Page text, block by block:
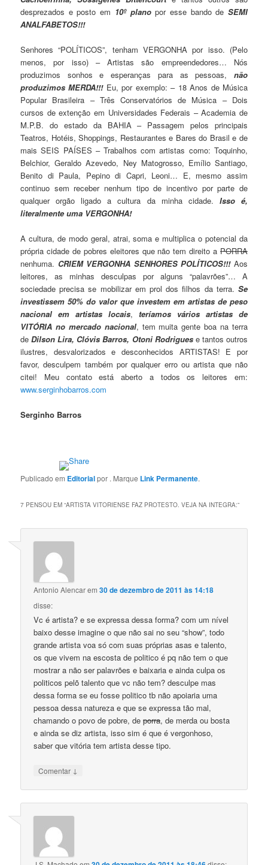
desprezados e posto em 10º planopor esse bando de SEMI
ANALFABETOS!!!
Senhores “POLÍTICOS”, tenham VERGONHA por isso. (Pelo
menos, por isso) – Artistas são empreendedores… Nós
produzimos sonhos e esperanças para as pessoas, não
produzimos MERDA!!!Eu, por exemplo: – 18 Anos de Música
Popular Brasileira – Três Conservatórios de Música – Dois
cursos de extenção em Universidades Federais – Academia de
M.P.B. do estado da BAHIA – Passagem pelos principais
Teatros, Hotéis, Shoppings, Restaurantes e Bares do Brasil e de
mais SEIS PAÍSES – Trabalhos com artistas como: Toquinho,
Belchior, Geraldo Azevedo, Ney Matogrosso, Emílio Santiago,
Benito di Paula, Pepino di Capri, Leoni… E, mesmo assim
continuo sem receber nenhum tipo de incentivo por parte de
qualquer orgão ligado a cultura da minha cidade. Isso é,
literalmente uma VERGONHA!
A cultura, de modo geral, atrai, soma e multiplica o potencial da
própria cidade de pobres eleitores que não tem direito a PORRA
nenhuma. CRIEM VERGONHA SENHORES POLÍTICOS!!!Aos
leitores, as minhas desculpas por alguns “palavrões”… A
sociedade precisa se mobilizar em prol dos filhos da terra. Se
investissem 50% do valor que investem em artistas de peso
nacional em artistas locais, teríamos vários artistas de
VITÓRIA no mercado nacional, tem muita gente boa na terra
deDilson Lira, Clóvis Barros, Otoni Rodriguese tantos outros
ilustres, desvalorizados e desconhecidos ARTISTAS! E por
favor, desculpem também por qualquer erro ou artista que não
citei! Meu contato está aberto a todos os leitores em:
www.serginhobarros.com
Serginho Barros
Publicado em Editorialpor . Marque Link Permanente.
7 PENSOU EM “ARTISTA VITORIENSE FAZ PROTESTO. VEJA NA INTEGRA:”
Antonio Alencarem30 de dezembro de 2011 às 14:18
disse:
Vc é artista? e se expressa dessa forma? com um nível
baixo desse imagine o que não sai no seu “show”, todo
grande artista voa só com suas próprias asas e talento,
os que vivem na escosta de politico é pq não tem o que
mostrar a não ser palavrões e baixaria e ainda culpa os
politicos pelõ talento que vc não tem? desculpe mas
dessa forma se eu fosse politico tb não apoiaria uma
pessoa dessa natureza e que se expressa tão mal,
chamando o povo de pobre, deporra, de merda ou bosta
e ainda se diz artista, isso sim é que é vergonhoso,
saber que vitória tem artista desse tipo.
Comentar ↓